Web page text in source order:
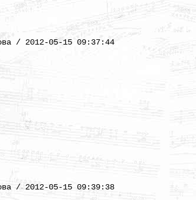
/ 2012-05-15 09:37:44
/ 2012-05-15 09:39:38